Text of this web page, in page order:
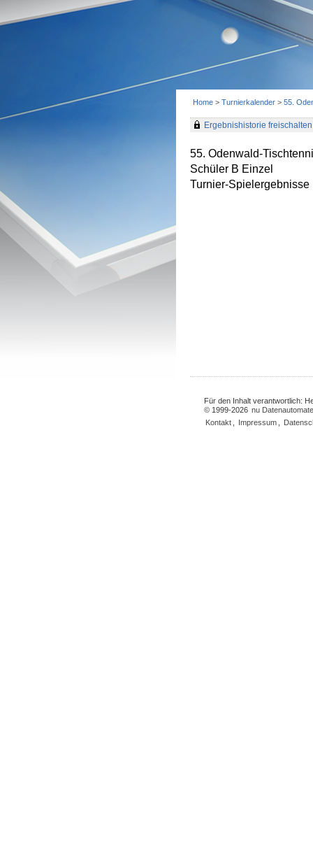
Home > Turnierkalender > 55.
Ergebnishistorie freischalten
55. Odenwald-
Schüler B Einzel
Turnier-Spielergebnisse
Für den Inhalt verantwortlich:
© 1999-2026 nu
Kontakt
Impressum